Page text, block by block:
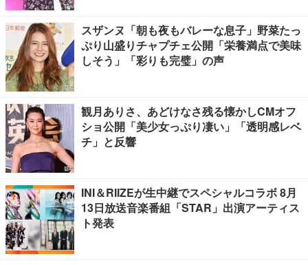
スザンヌ「朝も夜もバレーな息子」野菜たっ
ぷり山盛りチャプチェ公開「栄養満点で美味
しそう」「彩りも完璧」の声
観月ありさ、あどけなさ残る懐かしCMオフ
ショ公開「美少女っぷり凄い」「透明感レベ
チ」と反響
INI＆RIIZEが生中継でスペシャルコラボ 8月
13日放送音楽番組「STAR」出演アーティス
ト発表